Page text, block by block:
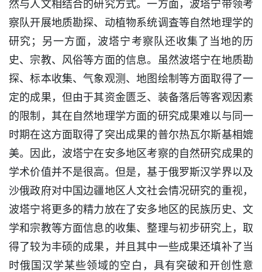
然与人文相结合的研究方式。一方面，波塔宁带领考
察队开展地质勘探、动植物系统调査等自然地理学的
研究；另一方面，波塔宁考察队还收集了当地的历
史、宗教、风俗等方面的信息。虽然波塔宁在地质勘
探、标本收集、气象观测、地图绘制等方面取得了一
定的成果，但由于其资金匮乏、装备落后等客观因素
的限制，其在自然地理学方面的研究成果难以与同一
时期在这方面取得了突出成果的普尔热瓦尔斯基相媲
美。因此，波塔宁在安多地区考察的自然研究成果的
学术价值并不是很高。但是，基于俄罗斯汉学界以及
沙俄政府对中国边疆地区人文社会情况研究的重视，
波塔宁将更多的精力放在了安多地区的民族历史、文
学和宗教等方面信息的收集、整理与初步研究上，取
得了较为丰硕的成果，并且其中一些成果还填补了当
时俄国汉学某些领域的空白，具有突破和开创性意